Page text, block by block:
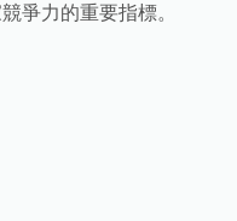
爭力的重要指標。